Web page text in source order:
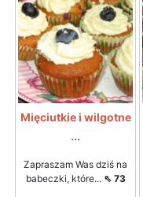
Mięciutkie i wilgotne
...
Zapraszam Was dziś na
babeczki, które... ⇖ 73